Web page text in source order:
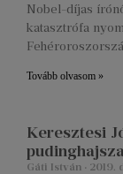
Nobel-díjas
katasztrófa
Tovább olvasom »
Keresztesi
pudinghajsza
Gáti István 2019.